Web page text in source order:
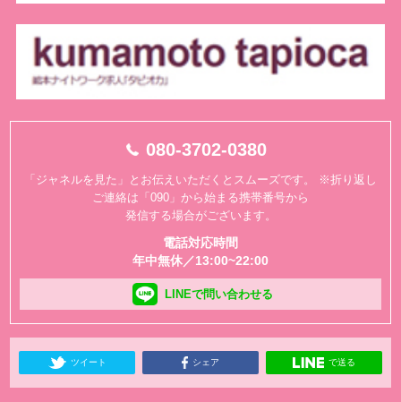
080-3702-0380
「ジャネルを見た」とお伝えいただくとスムーズです。
※折り返し
ご連絡は「090」から始まる携帯番号から
発信する場合がございます。
電話対応時間
年中無休／13:00~22:00
LINEで問い合わせる
ツイート シェア で送る